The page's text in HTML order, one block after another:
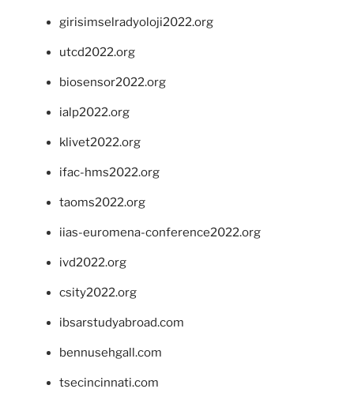
girisimselradyoloji2022.org
utcd2022.org
biosensor2022.org
ialp2022.org
klivet2022.org
ifac-hms2022.org
taoms2022.org
iias-euromena-conference2022.org
ivd2022.org
csity2022.org
ibsarstudyabroad.com
bennusehgall.com
tsecincinnati.com